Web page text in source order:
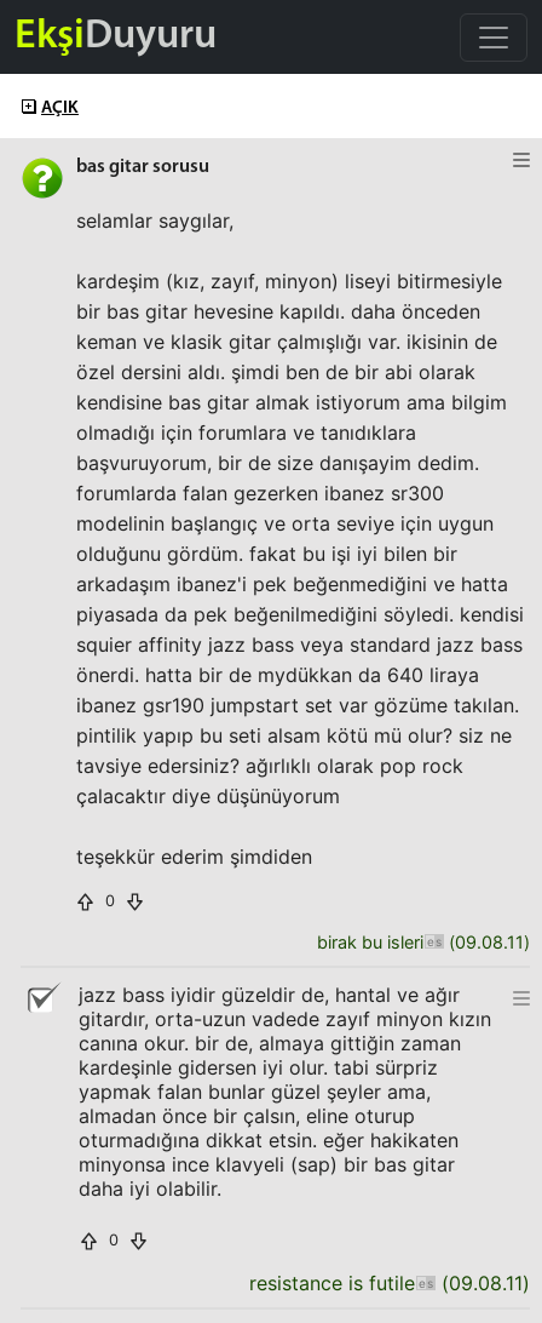
EkşiDuyuru
AÇIK
bas gitar sorusu
selamlar saygılar,
kardeşim (kız, zayıf, minyon) liseyi bitirmesiyle
bir bas gitar hevesine kapıldı. daha önceden
keman ve klasik gitar çalmışlığı var. ikisinin de
özel dersini aldı. şimdi ben de bir abi olarak
kendisine bas gitar almak istiyorum ama bilgim
olmadığı için forumlara ve tanıdıklara
başvuruyorum, bir de size danışayim dedim.
forumlarda falan gezerken ibanez sr300
modelinin başlangıç ve orta seviye için uygun
olduğunu gördüm. fakat bu işi iyi bilen bir
arkadaşım ibanez'i pek beğenmediğini ve hatta
piyasada da pek beğenilmediğini söyledi. kendisi
squier affinity jazz bass veya standard jazz bass
önerdi. hatta bir de mydükkan da 640 liraya
ibanez gsr190 jumpstart set var gözüme takılan.
pintilik yapıp bu seti alsam kötü mü olur? siz ne
tavsiye edersiniz? ağırlıklı olarak pop rock
çalacaktır diye düşünüyorum
teşekkür ederim şimdiden
0
birak bu isleri (09.08.11)
jazz bass iyidir güzeldir de, hantal ve ağır
gitardır, orta-uzun vadede zayıf minyon kızın
canına okur. bir de, almaya gittiğin zaman
kardeşinle gidersen iyi olur. tabi sürpriz
yapmak falan bunlar güzel şeyler ama,
almadan önce bir çalsın, eline oturup
oturmadığına dikkat etsin. eğer hakikaten
minyonsa ince klavyeli (sap) bir bas gitar
daha iyi olabilir.
0
resistance is futile (09.08.11)